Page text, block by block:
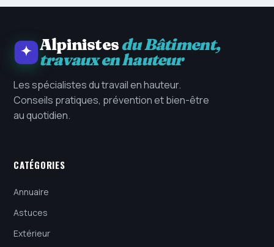
Alpinistesdu Bâtiment,
travaux en hauteur
Les spécialistes du travail en hauteur.
Conseils pratiques, prévention et bien-être
au quotidien.
CATÉGORIES
Annuaire
Astuces
Extérieur